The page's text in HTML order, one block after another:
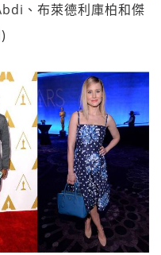
、布萊德利庫柏和傑